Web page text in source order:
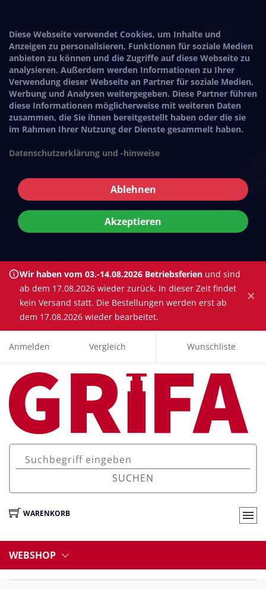
Diese Webseite verwendet Cookies, um Inhalte und
Anzeigen zu personalisieren, Funktionen für soziale Medien
anbieten zu können und die Zugriffe auf diese Webseite zu
analysieren. Außerdem werden Informationen zu Ihrer
Verwendung dieser Webseite an Partner für soziale Medien,
Werbung und Analysen weitergegeben. Diese Partner führen
diese Informationen möglicherweise mit weiteren Daten
zusammen, die Sie ihnen bereitgestellt haben oder die sie
im Rahmen Ihrer Nutzung der Dienste gesammelt haben.
Datenschutzerklärung und -hinweise
Ablehnen
Akzeptieren
Wir haben vom 03.-14.08.2026 Betriebsferienund sind
ab dem 17.08.2026 wieder zurück. In dieser Zeit findet
kein Versand statt. Die Bestellungen werden erst ab
dem 17.08.2026 wieder bearbeitet.
×
Anmelden Vergleich Wunschliste
SUCHEN
WARENKORB
WEBSHOP